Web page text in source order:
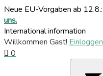
Neue EU-Vorgaben ab 12.8.:
uns.
International information
Willkommen Gast! Einloggen
0